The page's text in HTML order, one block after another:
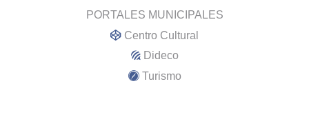
PORTALES MUNICIPALES
Centro Cultural
Dideco
Turismo